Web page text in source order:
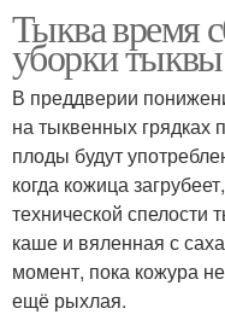
Тыква время
уборки
В преддверии
на тыквенных грядках
плоды будут
когда кожица
технической спелости
каше и вяленная с
момент, пока кожура
ещё рыхлая.